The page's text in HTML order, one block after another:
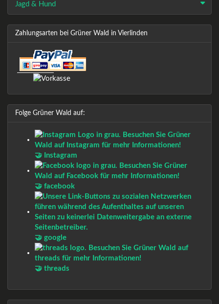
Jagd & Hund
Zahlungsarten bei Grüner Wald in Vierlinden
Folge Grüner Wald auf:
🤝 Instagram
🤝 facebook
🤝 google
🤝 threads